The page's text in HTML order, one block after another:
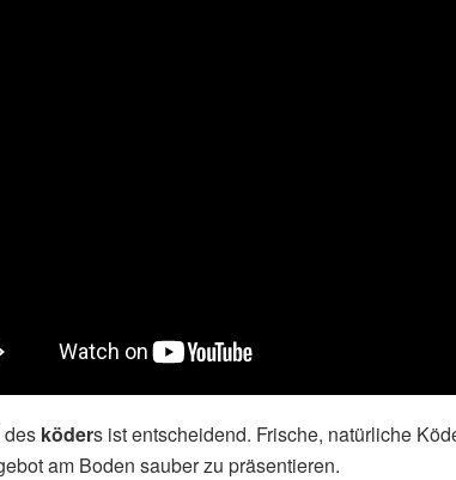
des köders ist entscheidend. Frische, natürliche
am Boden sauber zu präsentieren.